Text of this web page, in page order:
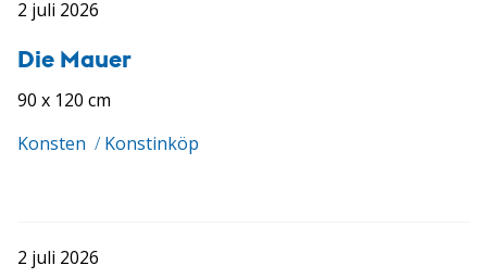
2 juli 2026
Die Mauer
90 x 120 cm
Konsten / Konstinköp
2 juli 2026